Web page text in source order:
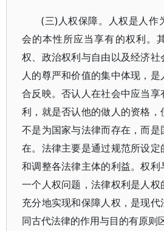
(三)人权保障。人权是人作
会的本性所应当享有的权利。
权、政治权利与自由以及经济
人的尊严和价值的集中体现，
合反映。否认人在社会中应当
利，就是否认他的做人的资格，
不是为国家与法律而存在，而
在。法律主要是通过规范所设
和调整各法律主体的利益。权
一个人权问题，法律权利是人权
充分地实现和保障人权，是现
同古代法律的作用与目的有原则